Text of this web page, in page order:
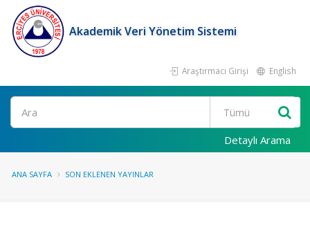
Akademik Veri Yönetim Sistemi
Araştırmacı Girişi English
Ara
Detaylı Arama
ANA SAYFA SON EKLENEN YAYINLAR